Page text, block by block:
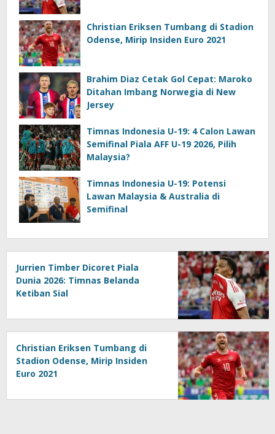
Christian Eriksen Tumbang di Stadion
Odense, Mirip Insiden Euro 2021
Brahim Diaz Cetak Gol Cepat: Maroko
Ditahan Imbang Norwegia di New
Jersey
Timnas Indonesia U-19: 4 Calon Lawan
Semifinal Piala AFF U-19 2026, Pilih
Malaysia?
Timnas Indonesia U-19: Potensi
Lawan Malaysia & Australia di
Semifinal
Jurrien Timber Dicoret Piala
Dunia 2026: Timnas Belanda
Ketiban Sial
Christian Eriksen Tumbang di
Stadion Odense, Mirip Insiden
Euro 2021